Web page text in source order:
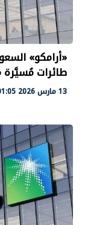
«أرامكو»
طائرات مُسيَّرة
13 مارس 2026 01:05 ص